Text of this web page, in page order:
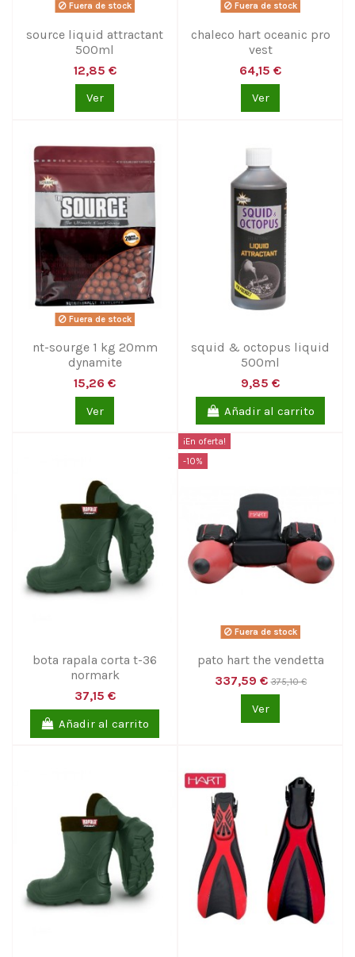
Fuera de stock
source liquid attractant
500ml
12,85 €
Ver
Fuera de stock
chaleco hart oceanic pro
vest
64,15 €
Ver
Fuera de stock
nt-sourge 1 kg 20mm
dynamite
15,26 €
Ver
squid & octopus liquid
500ml
9,85 €
Añadir al carrito
bota rapala corta t-36
normark
37,15 €
Añadir al carrito
¡En oferta!
-10%
Fuera de stock
pato hart the vendetta
337,59 €375,10 €
Ver